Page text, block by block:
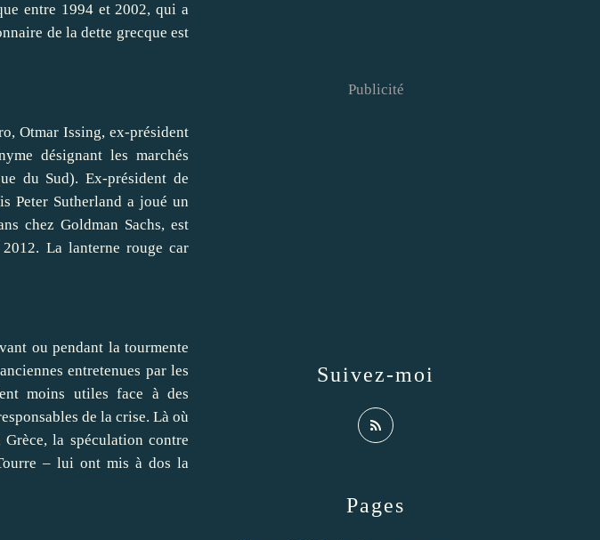
entre 1994 et 2002, qui a
de la dette grecque est
Otmar Issing, ex-président
désignant les marchés
du Sud). Ex-président de
Peter Sutherlanda joué un
chez Goldman Sachs, est
La lanterne rouge car
ou pendant la tourmente
entretenues par les
moins utiles face à des
de la crise. Là où
la spéculation contre
– lui ont mis à dos la
Pages
Suivez-moi
Publicité